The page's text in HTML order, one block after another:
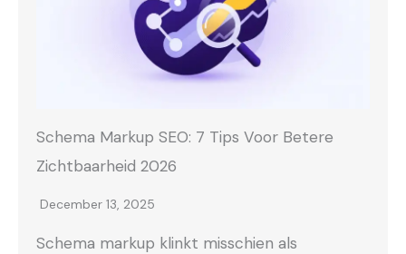
Schema Markup SEO: 7 Tips Voor Betere
Zichtbaarheid 2026
December 13, 2025
Schema markup klinkt misschien als